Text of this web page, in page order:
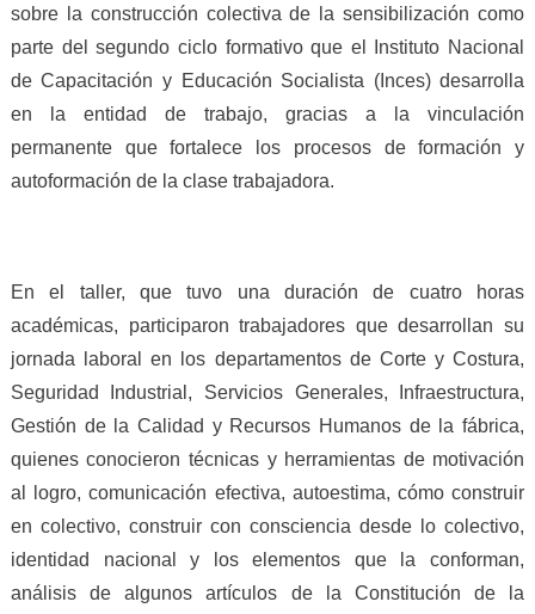
sobre la construcción colectiva de la sensibilización como
parte del segundo ciclo formativo que el Instituto Nacional
de Capacitación y Educación Socialista (Inces) desarrolla
en la entidad de trabajo, gracias a la vinculación
permanente que fortalece los procesos de formación y
autoformación de la clase trabajadora.
En el taller, que tuvo una duración de cuatro horas
académicas, participaron trabajadores que desarrollan su
jornada laboral en los departamentos de Corte y Costura,
Seguridad Industrial, Servicios Generales, Infraestructura,
Gestión de la Calidad y Recursos Humanos de la fábrica,
quienes conocieron técnicas y herramientas de motivación
al logro, comunicación efectiva, autoestima, cómo construir
en colectivo, construir con consciencia desde lo colectivo,
identidad nacional y los elementos que la conforman,
análisis de algunos artículos de la Constitución de la